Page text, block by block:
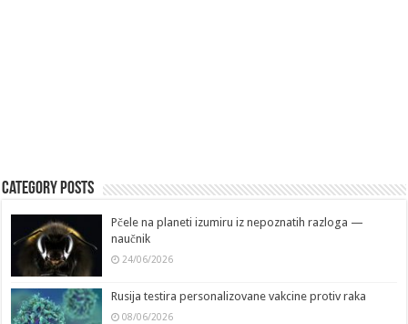
Category Posts
Pčele na planeti izumiru iz nepoznatih razloga —
naučnik
24/06/2026
Rusija testira personalizovane vakcine protiv raka
08/06/2026